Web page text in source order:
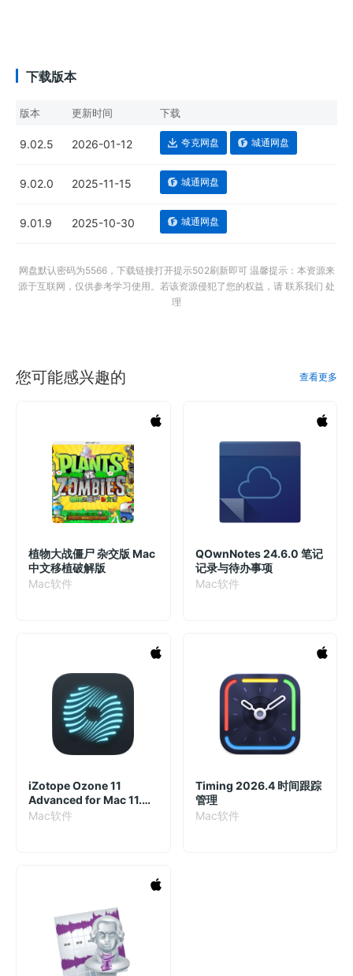
下载版本
版本 更新时间 下载
9.02.5 2026-01-12 夸克网盘 城通网盘
9.02.0 2025-11-15 城通网盘
9.01.9 2025-10-30 城通网盘
网盘默认密码为5566，下载链接打开提示502刷新即可 温馨提示：本资源来
源于互联网，仅供参考学习使用。若该资源侵犯了您的权益，请 联系我们 处
理
您可能感兴趣的 查看更多
植物大战僵尸 杂交版 Mac
中文移植破解版
Mac软件
QOwnNotes 24.6.0 笔记
记录与待办事项
Mac软件
iZotope Ozone 11
Advanced for Mac 11.0.1
破解版 专业母带处理程序
Mac软件
Timing 2026.4 时间跟踪
管理
Mac软件